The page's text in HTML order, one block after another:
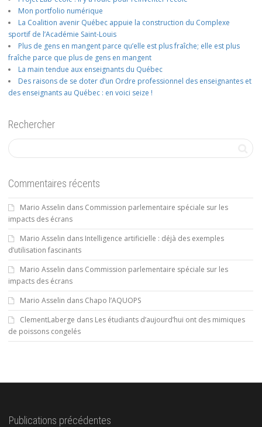
Mon portfolio numérique
La Coalition avenir Québec appuie la construction du Complexe
sportif de l’Académie Saint-Louis
Plus de gens en mangent parce qu’elle est plus fraîche; elle est plus
fraîche parce que plus de gens en mangent
La main tendue aux enseignants du Québec
Des raisons de se doter d’un Ordre professionnel des enseignantes et
des enseignants au Québec : en voici seize !
Rechercher
Commentaires récents
Mario Asselin dans Commission parlementaire spéciale sur les
impacts des écrans
Mario Asselin dans Intelligence artificielle : déjà des exemples
d’utilisation fascinants
Mario Asselin dans Commission parlementaire spéciale sur les
impacts des écrans
Mario Asselin dans Chapo l’AQUOPS
ClementLaberge dans Les étudiants d’aujourd’hui ont des mimiques
de poissons congelés
Publications précédentes